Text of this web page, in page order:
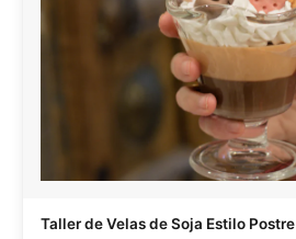
Taller de Velas de Soja Estilo Postre